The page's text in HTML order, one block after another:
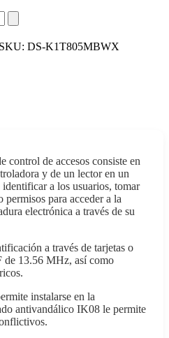
SKU: DS-K1T805MBWX
control de accesos consiste en
y de un lector en un
a los usuarios, tomar
para acceder a la
electrónica a través de su
a través de tarjetas o
de 13.56 MHz, así como
instalarse en la
antivandálico IK08 le permite